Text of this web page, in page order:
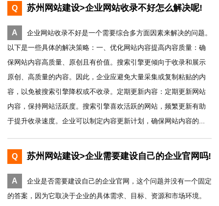
Q 苏州网站建设>企业网站收录不好怎么解决呢!
A
企业网站收录不好是一个需要综合多方面因素来解决的问题。
以下是一些具体的解决策略：一、优化网站内容提高内容质量：确
保网站内容高质量、原创且有价值。搜索引擎更倾向于收录和展示
原创、高质量的内容。因此，企业应避免大量采集或复制粘贴的内
容，以免被搜索引擎降权或不收录。定期更新内容：定期更新网站
内容，保持网站活跃度。搜索引擎喜欢活跃的网站，频繁更新有助
于提升收录速度。企业可以制定内容更新计划，确保网站内容的...
Q 苏州网站建设>企业需要建设自己的企业官网吗!
A
企业是否需要建设自己的企业官网，这个问题并没有一个固定
的答案，因为它取决于企业的具体需求、目标、资源和市场环境。